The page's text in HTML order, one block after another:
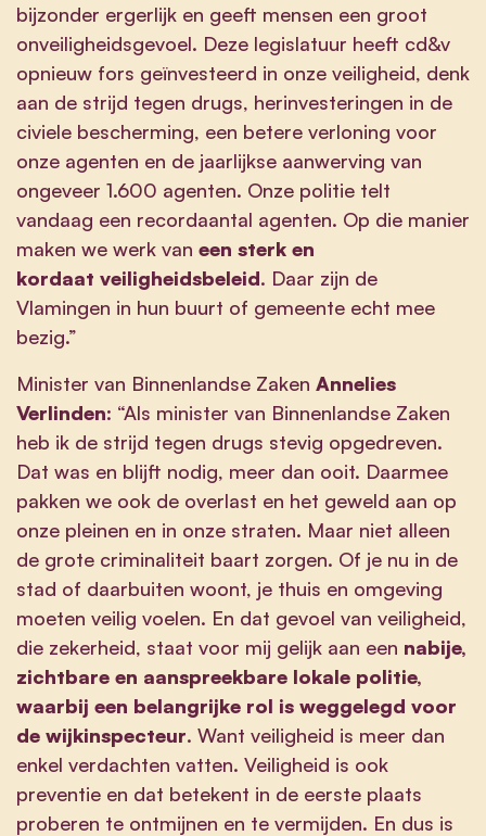
bijzonder ergerlijk en geeft mensen een groot
onveiligheidsgevoel. Deze legislatuur heeft cd&v
opnieuw fors geïnvesteerd in onze veiligheid, denk
aan de strijd tegen drugs, herinvesteringen in de
civiele bescherming, een betere verloning voor
onze agenten en de jaarlijkse aanwerving van
ongeveer 1.600 agenten. Onze politie telt
vandaag een recordaantal agenten. Op die manier
maken we werk van een sterk en
kordaat veiligheidsbeleid. Daar zijn de
Vlamingen in hun buurt of gemeente echt mee
bezig.”
Minister van Binnenlandse Zaken Annelies
Verlinden: “Als minister van Binnenlandse Zaken
heb ik de strijd tegen drugs stevig opgedreven.
Dat was en blijft nodig, meer dan ooit. Daarmee
pakken we ook de overlast en het geweld aan op
onze pleinen en in onze straten. Maar niet alleen
de grote criminaliteit baart zorgen. Of je nu in de
stad of daarbuiten woont, je thuis en omgeving
moeten veilig voelen. En dat gevoel van veiligheid,
die zekerheid, staat voor mij gelijk aan een nabije,
zichtbare en aanspreekbare lokale politie,
waarbij een belangrijke rol is weggelegd voor
de wijkinspecteur. Want veiligheid is meer dan
enkel verdachten vatten. Veiligheid is ook
preventie en dat betekent in de eerste plaats
proberen te ontmijnen en te vermijden. En dus is